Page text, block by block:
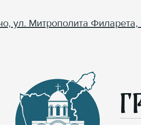
ул. Митрополита Филарета,